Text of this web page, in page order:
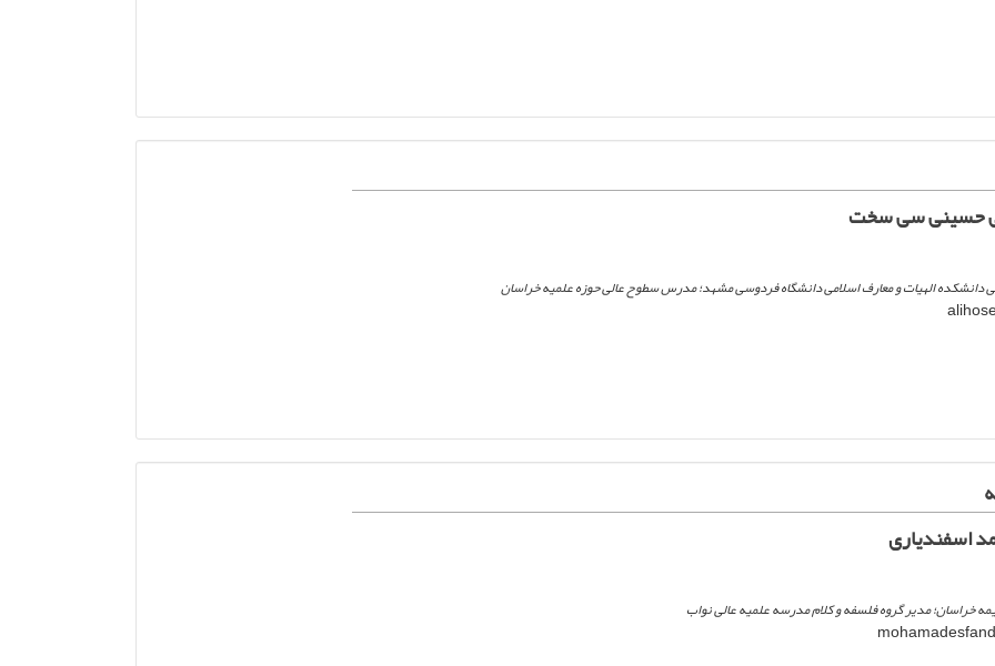
حسینی سی سخت
دانشکده الهیات و معارف اسلامی دانشگاه فردوسی مشهد؛ مدرس سطوح عالی حوزه علمیه خراسان
اسفندیاری
خراسان؛ مدیر گروه فلسفه و کلام مدرسه علمیه عالی نواب